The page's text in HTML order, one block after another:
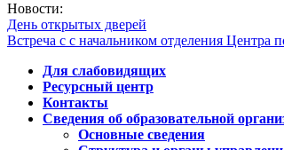
Новости:
День открытых дверей
Встреча с с начальником отделения
Для слабовидящих
Ресурсный центр
Контакты
Сведения об образовательной
Основные сведения